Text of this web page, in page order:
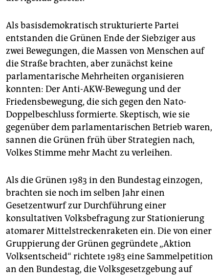
Als basisdemokratisch strukturierte Partei
entstanden die Grünen Ende der Siebziger aus
zwei Bewegungen, die Massen von Menschen auf
die Straße brachten, aber zunächst keine
parlamentarische Mehrheiten organisieren
konnten: Der Anti-AKW-Bewegung und der
Friedensbewegung, die sich gegen den Nato-
Doppelbeschluss formierte. Skeptisch, wie sie
gegenüber dem parlamentarischen Betrieb waren,
sannen die Grünen früh über Strategien nach,
Volkes Stimme mehr Macht zu verleihen.
Als die Grünen 1983 in den Bundestag einzogen,
brachten sie noch im selben Jahr einen
Gesetzentwurf zur Durchführung einer
konsultativen Volksbefragung zur Stationierung
atomarer Mittelstreckenraketen ein. Die von einer
Gruppierung der Grünen gegründete „Aktion
Volksentscheid“ richtete 1983 eine Sammelpetition
an den Bundestag, die Volksgesetzgebung auf